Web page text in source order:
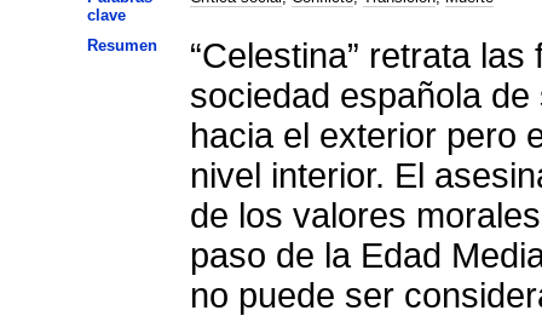
clave
Resumen
“Celestina” retrata
sociedad española
hacia el exterior pero
nivel interior. El asesinato de Celestina refleja la pérdida
de los valores
paso de la Edad
no puede ser